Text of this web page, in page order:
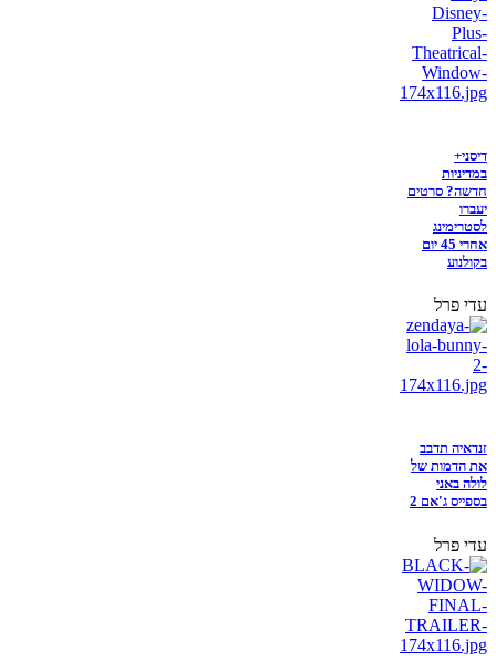
דיסני+
במדיניות
חדשה? סרטים
יעברו
לסטרימינג
אחרי 45 יום
בקולנוע
עדי פרל
זנדאיה תדבב
את הדמות של
לולה באני
בספייס ג'אם 2
עדי פרל